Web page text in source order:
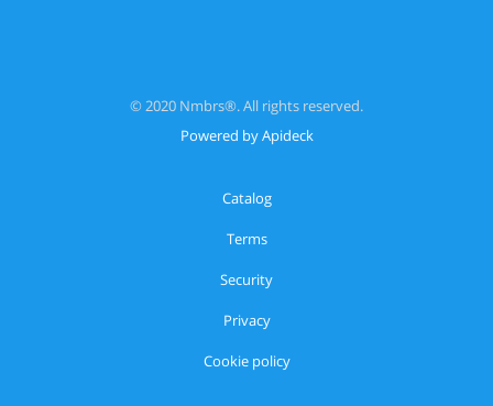
© 2020 Nmbrs®. All rights reserved.
Powered by Apideck
Catalog
Terms
Security
Privacy
Cookie policy